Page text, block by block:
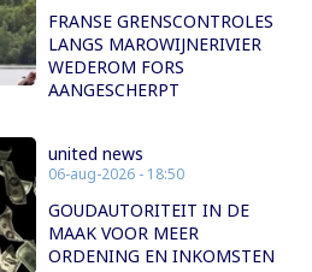
FRANSE GRENSCONTROLES
LANGS MAROWIJNERIVIER
WEDEROM FORS
AANGESCHERPT
united news
06-aug-2026 - 18:50
GOUDAUTORITEIT IN DE
MAAK VOOR MEER
ORDENING EN INKOMSTEN